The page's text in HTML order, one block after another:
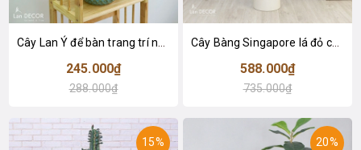
245.000₫
288.000₫
Cây Bàng Singapore lá đỏ cây giả trang trí Lan Decor (110cm) - LC2918-1
588.000₫
735.000₫
15% 20%